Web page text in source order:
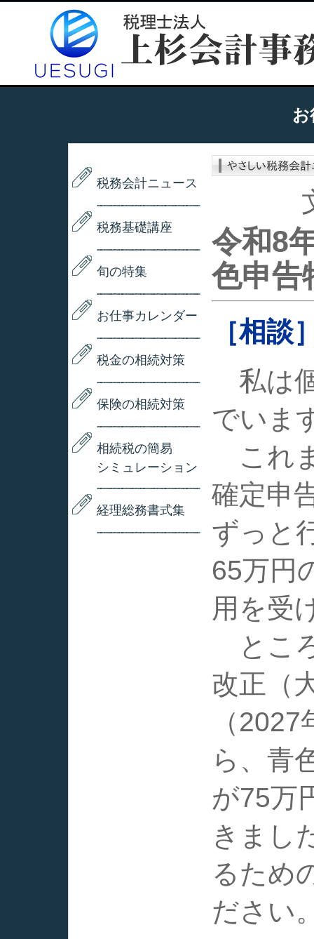
お
税務会計ニュース
税務基礎講座
旬の特集
お仕事カレンダー
税金の相続対策
保険の相続対策
相続税の簡易
シミュレーション
経理総務書式集
令和8
色申告
［相談
私は
でいま
これ
確定申
ずっと
65万円
用を受
とこ
改正（
（
ら、青
が75万
きまし
るため
ださい